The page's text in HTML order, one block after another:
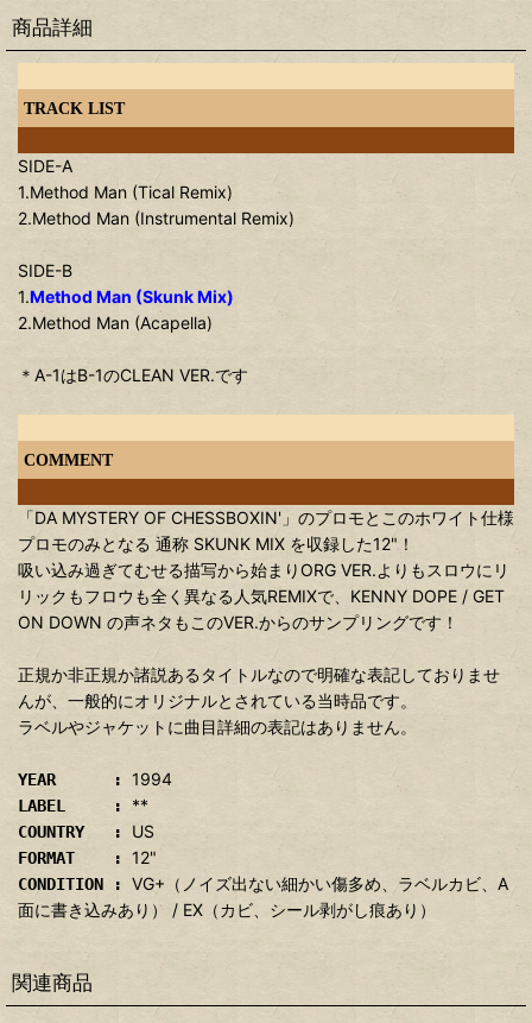
商品詳細
TRACK LIST
SIDE-A
1.Method Man (Tical Remix)
2.Method Man (Instrumental Remix)
SIDE-B
1.Method Man (Skunk Mix)
2.Method Man (Acapella)
＊A-1はB-1のCLEAN VER.です
COMMENT
「DA MYSTERY OF CHESSBOXIN'」のプロモとこのホワイト仕様
プロモのみとなる 通称 SKUNK MIX を収録した12"！
吸い込み過ぎてむせる描写から始まりORG VER.よりもスロウにリ
リックもフロウも全く異なる人気REMIXで、KENNY DOPE / GET
ON DOWN の声ネタもこのVER.からのサンプリングです！
正規か非正規か諸説あるタイトルなので明確な表記しておりませ
んが、一般的にオリジナルとされている当時品です。
ラベルやジャケットに曲目詳細の表記はありません。
YEAR : 1994
LABEL : **
COUNTRY : US
FORMAT : 12"
CONDITION : VG+（ノイズ出ない細かい傷多め、ラベルカビ、A
面に書き込みあり） / EX（カビ、シール剥がし痕あり）
関連商品